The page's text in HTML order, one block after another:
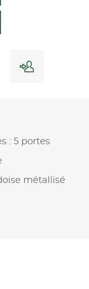
: 5 portes
métallisé